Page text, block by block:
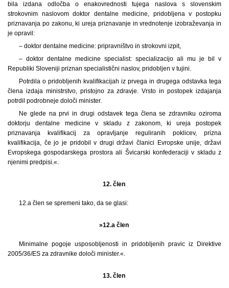
bila izdana odločba o enakovrednosti tujega naslova s slovenskim
strokovnim naslovom doktor dentalne medicine, pridobljena v postopku
priznavanja po zakonu, ki ureja priznavanje in vrednotenje izobraževanja in
je opravil:
– doktor dentalne medicine: pripravništvo in strokovni izpit,
– doktor dentalne medicine specialist: specializacijo ali mu je bil v
Republiki Sloveniji priznan specialistični naslov, pridobljen v tujini.
Potrdila o pridobljenih kvalifikacijah iz prvega in drugega odstavka tega
člena izdaja ministrstvo, pristojno za zdravje. Vrsto in postopek izdajanja
potrdil podrobneje določi minister.
Ne glede na prvi in drugi odstavek tega člena se zdravniku oziroma
doktorju dentalne medicine v skladu z zakonom, ki ureja postopek
priznavanja kvalifikacij za opravljanje reguliranih poklicev, prizna
kvalifikacija, če jo je pridobil v drugi državi članici Evropske unije, državi
Evropskega gospodarskega prostora ali Švicarski konfederaciji v skladu z
njenimi predpisi.«.
12. člen
12.a člen se spremeni tako, da se glasi:
»12.a člen
Minimalne pogoje usposobljenosti in pridobljenih pravic iz Direktive
2005/36/ES za zdravnike določi minister.«.
13. člen